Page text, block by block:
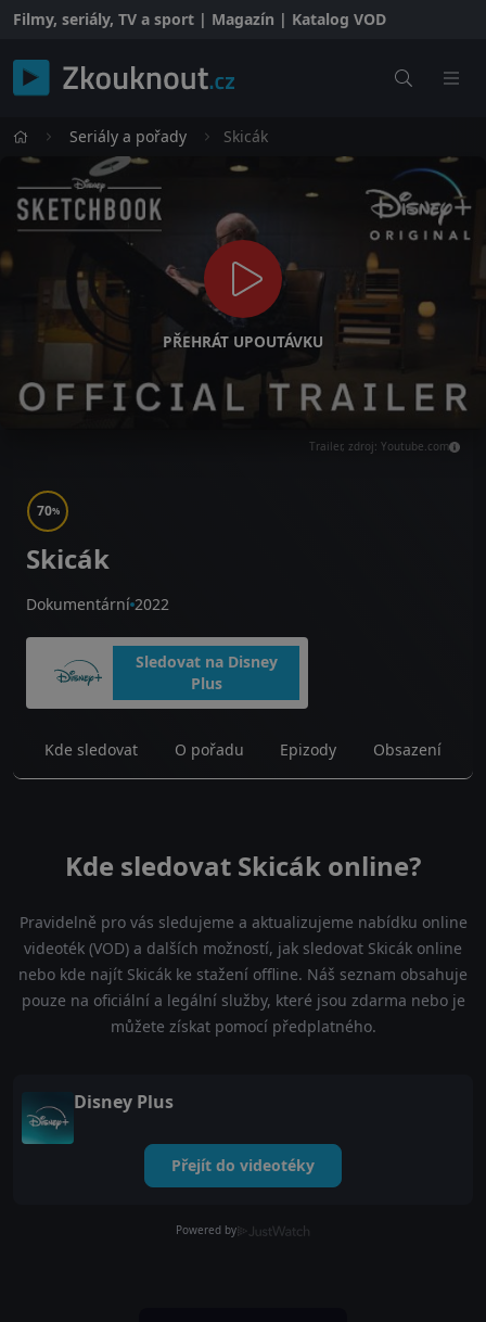
Filmy, seriály, TV a sport | Magazín | Katalog VOD
Seriály a pořady Skicák
PŘEHRÁT UPOUTÁVKU
Trailer, zdroj: Youtube.com
70%
Skicák
Dokumentární 2022
Sledovat na Disney
Plus
Kde sledovat O pořadu Epizody Obsazení
Kde sledovat Skicák online?
Pravidelně pro vás sledujeme a aktualizujeme nabídku online
videoték (VOD) a dalších možností, jak sledovat Skicák online
nebo kde najít Skicák ke stažení offline. Náš seznam obsahuje
pouze na oficiální a legální služby, které jsou zdarma nebo je
můžete získat pomocí předplatného.
Disney Plus
Přejít do videotéky
Powered by